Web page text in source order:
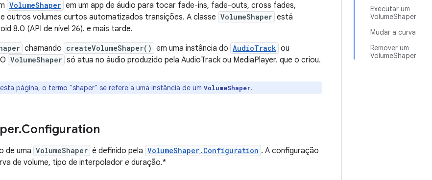
Executar um
VolumeShaper
Mudar a curva
Remover um
VolumeShaper
VolumeShaper em um app de áudio para tocar fade-ins, fade-outs, cross fades,
outros volumes curtos automatizados transições. A classe VolumeShaper está
8.0 (API de nível 26). e mais tarde.
chamando createVolumeShaper() em uma instância do AudioTrack ou
VolumeShaper só atua no áudio produzido pela AudioTrack ou MediaPlayer. que o criou.
página, o termo "shaper" se refere a uma instância de um VolumeShaper.
.Configuration
de uma VolumeShaper é definido pela VolumeShaper.Configuration . A configuração
de volume, tipo de interpoladore duração.*